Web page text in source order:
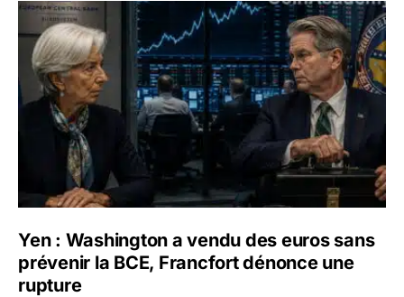
Yen : Washington a vendu des euros sans prévenir la
Yen : Washington a vendu des euros sans
prévenir la BCE, Francfort dénonce une
rupture